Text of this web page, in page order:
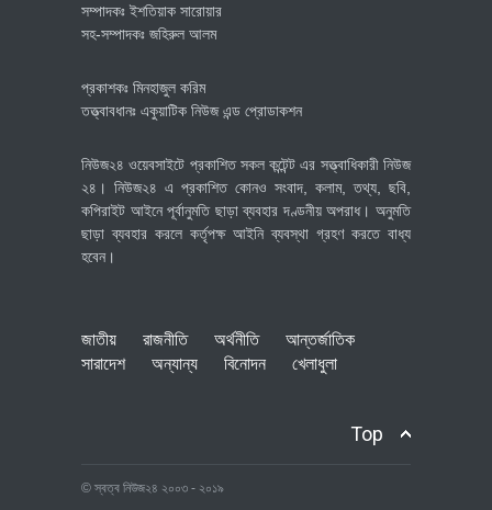
সম্পাদকঃ ইশতিয়াক সারোয়ার
সহ-সম্পাদকঃ জহিরুল আলম
প্রকাশকঃ মিনহাজুল করিম
তত্ত্বাবধানঃ একুয়াটিক নিউজ এন্ড প্রোডাকশন
নিউজ২৪ ওয়েবসাইটে প্রকাশিত সকল কন্টেন্ট এর সত্ত্বাধিকারী নিউজ
২৪। নিউজ২৪ এ প্রকাশিত কোনও সংবাদ, কলাম, তথ্য, ছবি,
কপিরাইট আইনে পূর্বানুমতি ছাড়া ব্যবহার দণ্ডনীয় অপরাধ। অনুমতি
ছাড়া ব্যবহার করলে কর্তৃপক্ষ আইনি ব্যবস্থা গ্রহণ করতে বাধ্য
হবেন।
জাতীয় রাজনীতি অর্থনীতি
আন্তর্জাতিক
সারাদেশ
অন্যান্য বিনোদন খেলাধুলা
Top
© স্বত্ব নিউজ২৪ ২০০৩ - ২০১৯